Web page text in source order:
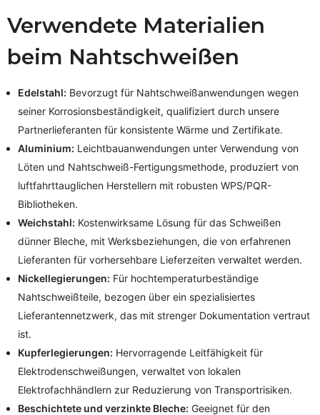
Verwendete Materialien
beim Nahtschweißen
Edelstahl: Bevorzugt für Nahtschweißanwendungen wegen
seiner Korrosionsbeständigkeit, qualifiziert durch unsere
Partnerlieferanten für konsistente Wärme und Zertifikate.
Aluminium: Leichtbauanwendungen unter Verwendung von
Löten und Nahtschweiß-Fertigungsmethode, produziert von
luftfahrttauglichen Herstellern mit robusten WPS/PQR-
Bibliotheken.
Weichstahl: Kostenwirksame Lösung für das Schweißen
dünner Bleche, mit Werksbeziehungen, die von erfahrenen
Lieferanten für vorhersehbare Lieferzeiten verwaltet werden.
Nickellegierungen: Für hochtemperaturbeständige
Nahtschweißteile, bezogen über ein spezialisiertes
Lieferantennetzwerk, das mit strenger Dokumentation vertraut
ist.
Kupferlegierungen: Hervorragende Leitfähigkeit für
Elektrodenschweißungen, verwaltet von lokalen
Elektrofachhändlern zur Reduzierung von Transportrisiken.
Beschichtete und verzinkte Bleche: Geeignet für den